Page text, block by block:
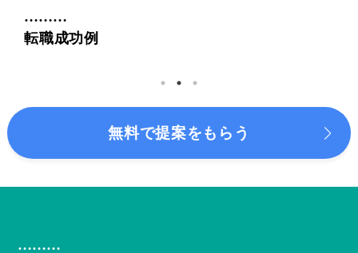
転職成功例
無料で提案をもらう